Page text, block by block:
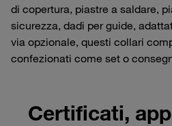
di copertura, piastre a saldare,
sicurezza, dadi per guide,
via opzionale, questi collari
confezionati come set o
Certificati,